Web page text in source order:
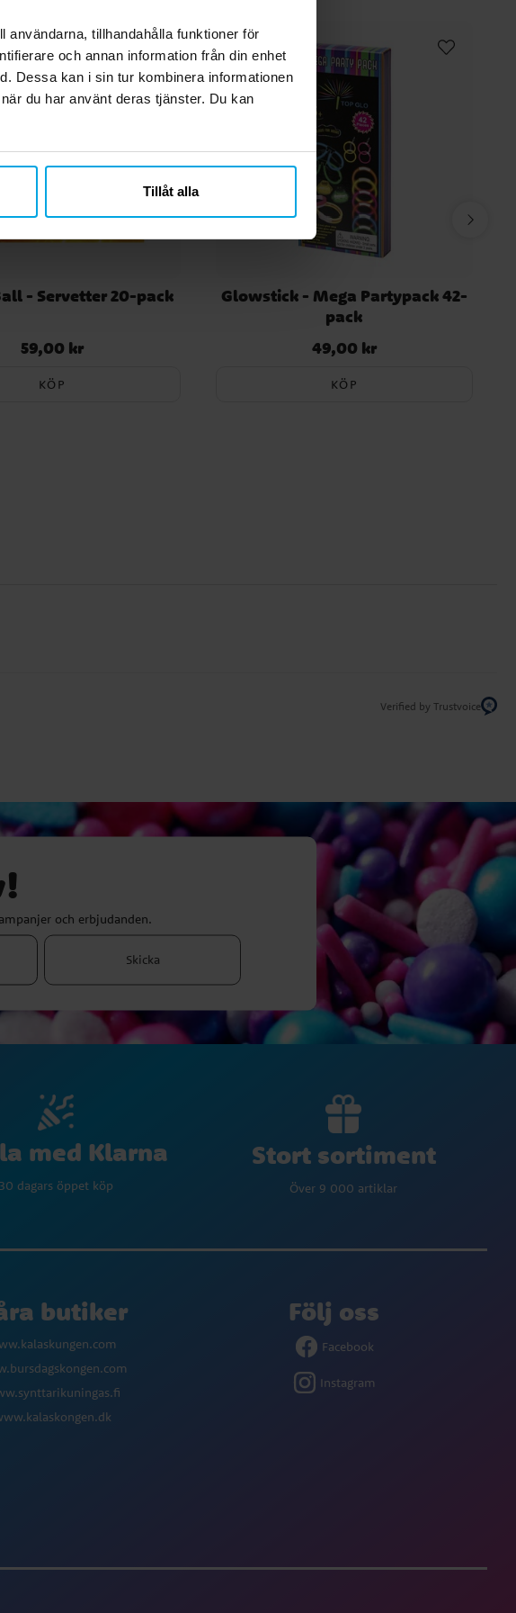
användarna, tillhandahålla funktioner för
och annan information från din enhet
Dessa kan i sin tur kombinera informationen
du har använt deras tjänster. Du kan
Tillåt alla
- Servetter 20-pack
Pris: 59,00 kr
59,00 kr
KÖP
Glowstick - Mega Partypack 42-
pack
Pris: 49,00 kr
49,00 kr
KÖP
Verified by Trustvoice
och erbjudanden.
Skicka
med Klarna
30 dagars öppet köp
Stort sortiment
Över 9 000 artiklar
butiker Följ oss
Facebook
Instagram